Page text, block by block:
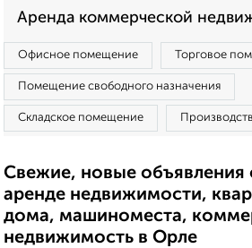
Аренда коммерческой
Офисное помещение Торговое
Помещение свободного назначения
Складское помещение
Свежие, новые объявления
аренде недвижимости,
дома, машиноместа,
недвижимость в Орле